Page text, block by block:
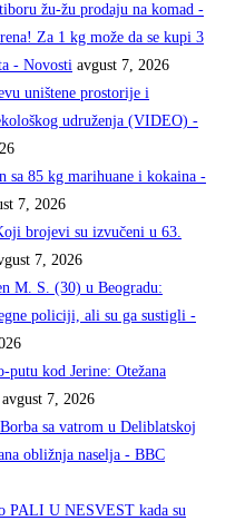
žu-žu prodaju na komad -
Za 1 kg može da se kupi 3
- Novosti avgust 7, 2026
uništene prostorije i
udruženja (VIDEO) -
sa 85 kg marihuane i kokaina -
7, 2026
brojevi su izvučeni u 63.
7, 2026
M. S. (30) u Beogradu:
policiji, ali su ga sustigli -
putu kod Jerine: Otežana
avgust 7, 2026
sa vatrom u Deliblatskoj
obližnja naselja - BBC
PALI U NESVEST kada su